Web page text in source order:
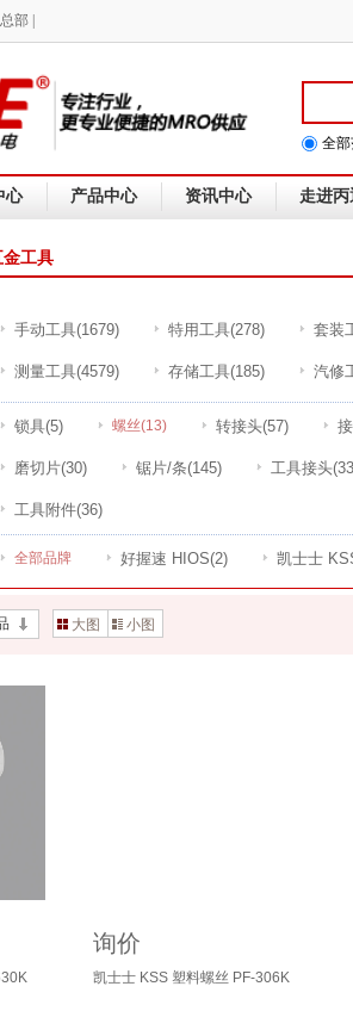
部 |
全
心 产品中心 资讯中心 走进丙
金工具
手动工具(1679) 特用工具(278) 套装
测量工具(4579) 存储工具(185) 汽修
锁具(5) 螺丝(13) 转接头(57)
磨切片(30) 锯片/条(145) 工具接头
工具附件(36)
全部品牌 好握速 HIOS(2) 凯士士
大图 小图
询价
凯士士 KSS 塑料螺丝 PF-306K